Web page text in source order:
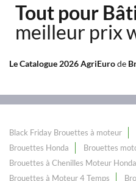
Tout pour
meilleur prix
Le Catalogue 2026 AgriEurode
Black Friday Brouettes à moteur
Brouettes Honda
Brouettes
Brouettes à Chenilles Moteur Honda
Brouettes à Moteur 4 Temps